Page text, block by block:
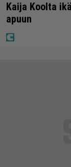
Kaija Koolta
apuun